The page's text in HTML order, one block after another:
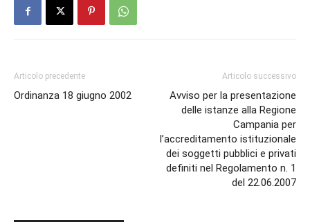
Articolo precedente
Ordinanza 18 giugno 2002
Articolo successivo
Avviso per la presentazione
delle istanze alla Regione
Campania per
l’accreditamento istituzionale
dei soggetti pubblici e privati
definiti nel Regolamento n. 1
del 22.06.2007